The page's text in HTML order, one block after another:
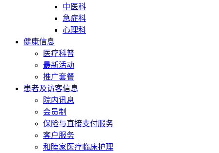
中医科
急症科
心理科
健康信息
医疗科普
最新活动
推广套餐
患者及访客信息
院内讯息
会员制
保险与直接支付服务
客户服务
和睦家医疗临床护理